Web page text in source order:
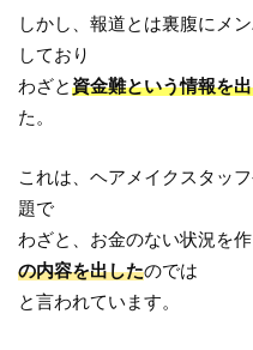
しかし、報道とは裏腹にメ
しており
わざと資金難という情報を
た。
これは、ヘアメイクスタッ
題で
わざと、お金のない状況を
の内容を出したのでは
と言われています。